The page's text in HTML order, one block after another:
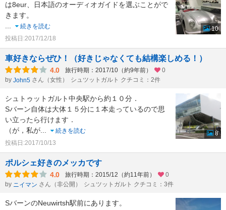
は8eur、日本語のオーディオガイドを選ぶことがで
きます。
続きを読む
投稿日:2017/12/18
10
車好きならぜひ！（好きじゃなくても結構楽しめる！）
4.0 旅行時期：2017/10（約9年前）
0
by John5 さん（女性） シュツットガルト クチコミ：2件
シュトゥットガルト中央駅から約１０分．
Sバーン自体は大体１５分に１本走っているので思
い立ったら行けます．
（が，私が
続きを読む
投稿日:2017/10/13
8
ポルシェ好きのメッカです
4.0 旅行時期：2015/12（約11年前）
0
by ニイマン さん（非公開） シュツットガルト クチコミ：3件
SバーンのNeuwirtsh駅前にあります。